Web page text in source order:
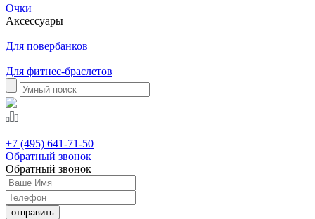
Очки
Аксессуары
Для повербанков
Для фитнес-браслетов
+7 (495) 641-71-50
Обратный звонок
Обратный звонок